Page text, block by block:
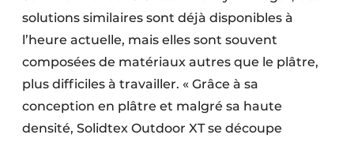
solutions similaires sont déjà disponibles à
l’heure actuelle, mais elles sont souvent
composées de matériaux autres que le plâtre,
plus difficiles à travailler. « Grâce à sa
conception en plâtre et malgré sa haute
densité, Solidtex Outdoor XT se découpe